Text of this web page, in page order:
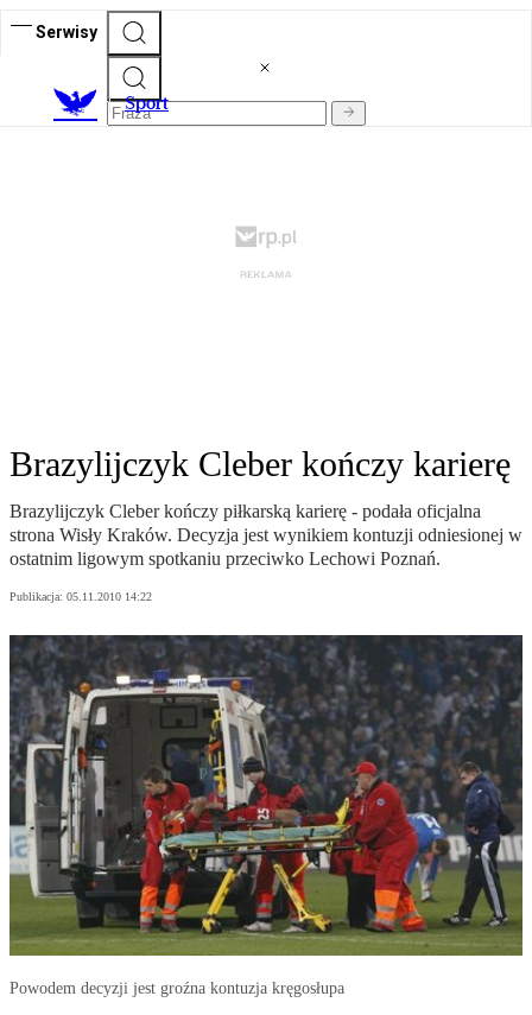
Serwisy
Sport
Brazylijczyk Cleber kończy karierę
Brazylijczyk Cleber kończy piłkarską karierę - podała oficjalna
strona Wisły Kraków. Decyzja jest wynikiem kontuzji odniesionej w
ostatnim ligowym spotkaniu przeciwko Lechowi Poznań.
Publikacja: 05.11.2010 14:22
Powodem decyzji jest groźna kontuzja kręgosłupa